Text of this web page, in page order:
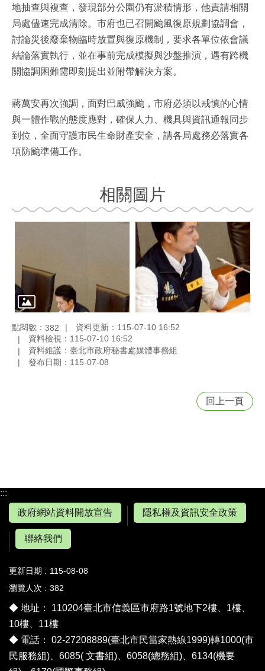
地抽查與複查，發現部分公園仍有淤積情形，他責請相關
局處儘速完成清除。市府也已召開颱風復原規劃協調會，
討論災後廢棄物臨時放置與復原機制，要求各單位依會議
結論落實執行，並在事前完成模擬與沙盤推演，遇有跨機
關協調困難需即刻提出並附帶解決方案。
蔣萬安再次強調，面對巴威強颱，市府必須以戒慎的心情
與一體作戰的態度應對，確保人力、機具與資訊通報同步
到位，全面守護市民生命財產安全，請各局處務必落實各
項防颱準備工作。
相關圖片
點閱數： 382
資料更新：115-07-10 16:52
資料檢視：115-07-10 16:52
資料維護：臺北市政府秘書處媒體事務組
發布日期：115-07-08
回上一頁
:::
政府網站資料開放宣告
隱私權及資訊安全政策
聯絡我們
更新日期
115-08-08
瀏覽人次
382
◆ 地址： 110204臺北市信義區市府路1號地下2樓、1樓、
10樓、11樓
◆ 電話： 02-27208889(臺北市民當家熱線1999)轉1000(市
民服務組)、6085( 文書組)、6058(總務組)、6134(機要